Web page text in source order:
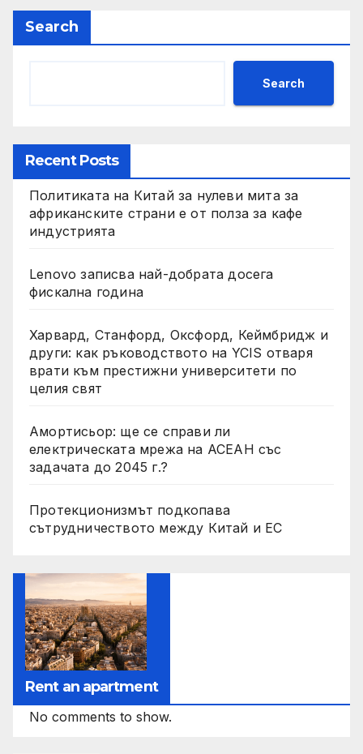
Search
Search
Recent Posts
Политиката на Китай за нулеви мита за
африканските страни е от полза за кафе
индустрията
Lenovo записва най-добрата досега
фискална година
Харвард, Станфорд, Оксфорд, Кеймбридж и
други: как ръководството на YCIS отваря
врати към престижни университети по
целия свят
Амортисьор: ще се справи ли
електрическата мрежа на АСЕАН със
задачата до 2045 г.?
Протекционизмът подкопава
сътрудничеството между Китай и ЕС
Rent an apartment
No comments to show.